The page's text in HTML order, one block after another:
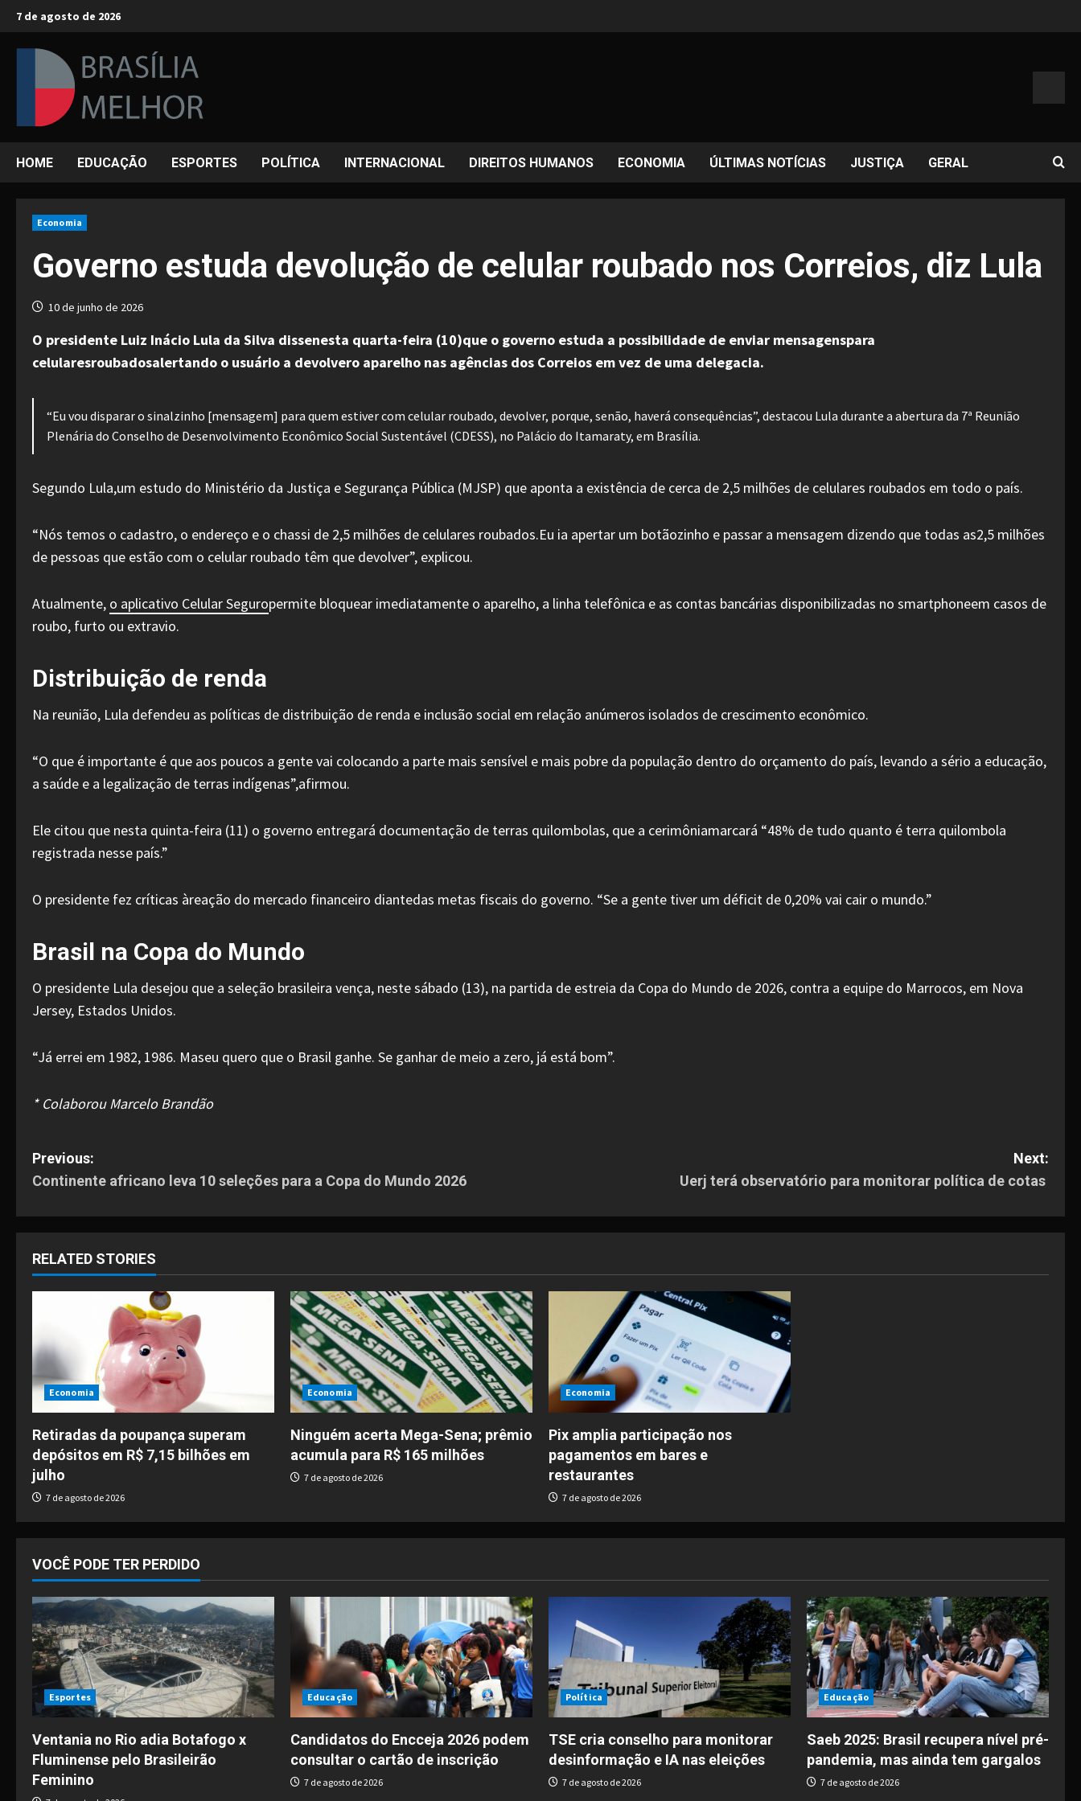
Skip
content
7 de agosto de 2026
HOME EDUCAÇÃO ESPORTES POLÍTICA INTERNACIONAL DIREITOS HUMANOS ECONOMIA ÚLTIMAS NOTÍCIAS JUSTIÇA GERAL
Economia
Governo estuda devolução de celular roubado nos Correios, diz Lula
10 de junho de 2026
O presidente Luiz Inácio Lula da Silva dissenesta quarta-feira (10)que o governo estuda a possibilidade de enviar mensagenspara
celularesroubadosalertando o usuário a devolvero aparelho nas agências dos Correios em vez de uma delegacia.
“Eu vou disparar o sinalzinho [mensagem] para quem estiver com celular roubado, devolver, porque, senão, haverá consequências”, destacou Lula durante a abertura da 7ª Reunião
Plenária do Conselho de Desenvolvimento Econômico Social Sustentável (CDESS), no Palácio do Itamaraty, em Brasília.
Segundo Lula,um estudo do Ministério da Justiça e Segurança Pública (MJSP) que aponta a existência de cerca de 2,5 milhões de celulares roubados em todo o país.
“Nós temos o cadastro, o endereço e o chassi de 2,5 milhões de celulares roubados.Eu ia apertar um botãozinho e passar a mensagem dizendo que todas as2,5 milhões
de pessoas que estão com o celular roubado têm que devolver”, explicou.
Atualmente, o aplicativo Celular Seguropermite bloquear imediatamente o aparelho, a linha telefônica e as contas bancárias disponibilizadas no smartphoneem casos de
roubo, furto ou extravio.
Distribuição de renda
Na reunião, Lula defendeu as políticas de distribuição de renda e inclusão social em relação anúmeros isolados de crescimento econômico.
“O que é importante é que aos poucos a gente vai colocando a parte mais sensível e mais pobre da população dentro do orçamento do país, levando a sério a educação,
a saúde e a legalização de terras indígenas”,afirmou.
Ele citou que nesta quinta-feira (11) o governo entregará documentação de terras quilombolas, que a cerimôniamarcará “48% de tudo quanto é terra quilombola
registrada nesse país.”
O presidente fez críticas àreação do mercado financeiro diantedas metas fiscais do governo. “Se a gente tiver um déficit de 0,20% vai cair o mundo.”
Brasil na Copa do Mundo
O presidente Lula desejou que a seleção brasileira vença, neste sábado (13), na partida de estreia da Copa do Mundo de 2026, contra a equipe do Marrocos, em Nova
Jersey, Estados Unidos.
“Já errei em 1982, 1986. Maseu quero que o Brasil ganhe. Se ganhar de meio a zero, já está bom”.
* Colaborou Marcelo Brandão
P
s
t
n
v
i
g
a
t
i
o
n
Previous:
Continente africano leva 10 seleções para a Copa do Mundo 2026
Next:
Uerj terá observatório para monitorar política de cotas
RELATED STORIES
Economia
Retiradas da poupança superam
depósitos em R$ 7,15 bilhões em
julho
7 de agosto de 2026
Economia
Ninguém acerta Mega-Sena; prêmio
acumula para R$ 165 milhões
7 de agosto de 2026
Economia
Pix amplia participação nos
pagamentos em bares e
restaurantes
7 de agosto de 2026
VOCÊ PODE TER PERDIDO
Esportes
Ventania no Rio adia Botafogo x
Fluminense pelo Brasileirão
Feminino
Educação
Candidatos do Encceja 2026 podem
consultar o cartão de inscrição
7 de agosto de 2026
Política
TSE cria conselho para monitorar
desinformação e IA nas eleições
7 de agosto de 2026
Educação
Saeb 2025: Brasil recupera nível pré-
pandemia, mas ainda tem gargalos
7 de agosto de 2026